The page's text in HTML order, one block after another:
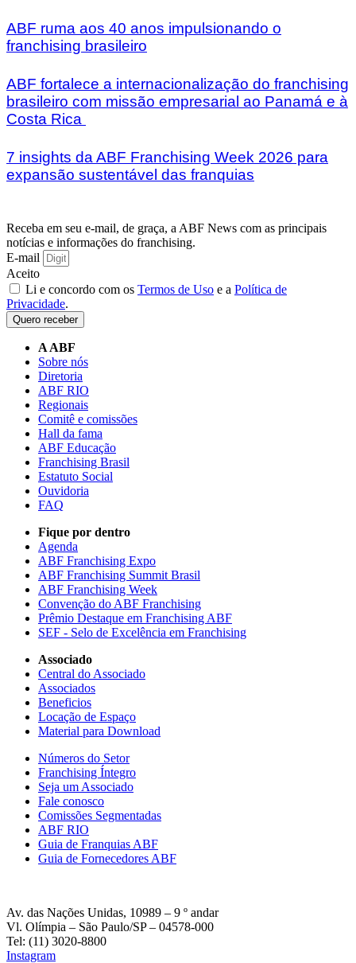
ABF ruma aos 40 anos impulsionando o
franchising brasileiro
ABF fortalece a internacionalização do franchising
brasileiro com missão empresarial ao Panamá e à
Costa Rica
7 insights da ABF Franchising Week 2026 para
expansão sustentável das franquias
Receba em seu e-mail, de graça, a ABF News com as principais
notícias e informações do franchising.
E-mail
Aceito
Li e concordo com os Termos de Uso e a Política de
Privacidade.
Quero receber
A ABF
Sobre nós
Diretoria
ABF RIO
Regionais
Comitê e comissões
Hall da fama
ABF Educação
Franchising Brasil
Estatuto Social
Ouvidoria
FAQ
Fique por dentro
Agenda
ABF Franchising Expo
ABF Franchising Summit Brasil
ABF Franchising Week
Convenção do ABF Franchising
Prêmio Destaque em Franchising ABF
SEF - Selo de Excelência em Franchising
Associado
Central do Associado
Associados
Beneficios
Locação de Espaço
Material para Download
Números do Setor
Franchising Íntegro
Seja um Associado
Fale conosco
Comissões Segmentadas
ABF RIO
Guia de Franquias ABF
Guia de Fornecedores ABF
Av. das Nações Unidas, 10989 – 9 º andar
Vl. Olímpia – São Paulo/SP – 04578-000
Tel: (11) 3020-8800
Instagram